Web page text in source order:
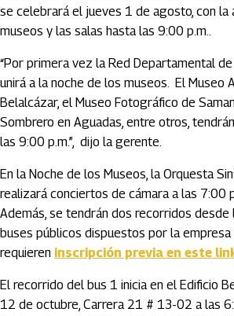
se celebrará el jueves 1 de agosto, con la
museos y las salas hasta las 9:00 p.m..
“Por primera vez la Red Departamental
unirá a la noche de los museos. El Museo
Belalcázar, el Museo Fotográfico de
Sombrero en Aguadas, entre otros,
las 9:00 p.m.”, dijo la gerente.
En la Noche de los Museos, la Orquesta
realizará conciertos de cámara a las 7:00
Además, se tendrán dos recorridos desde
buses públicos dispuestos por la empresa
requieren inscripción previa en este
El recorrido del bus 1 inicia en el Edificio
12 de octubre, Carrera 21 # 13-02 a las